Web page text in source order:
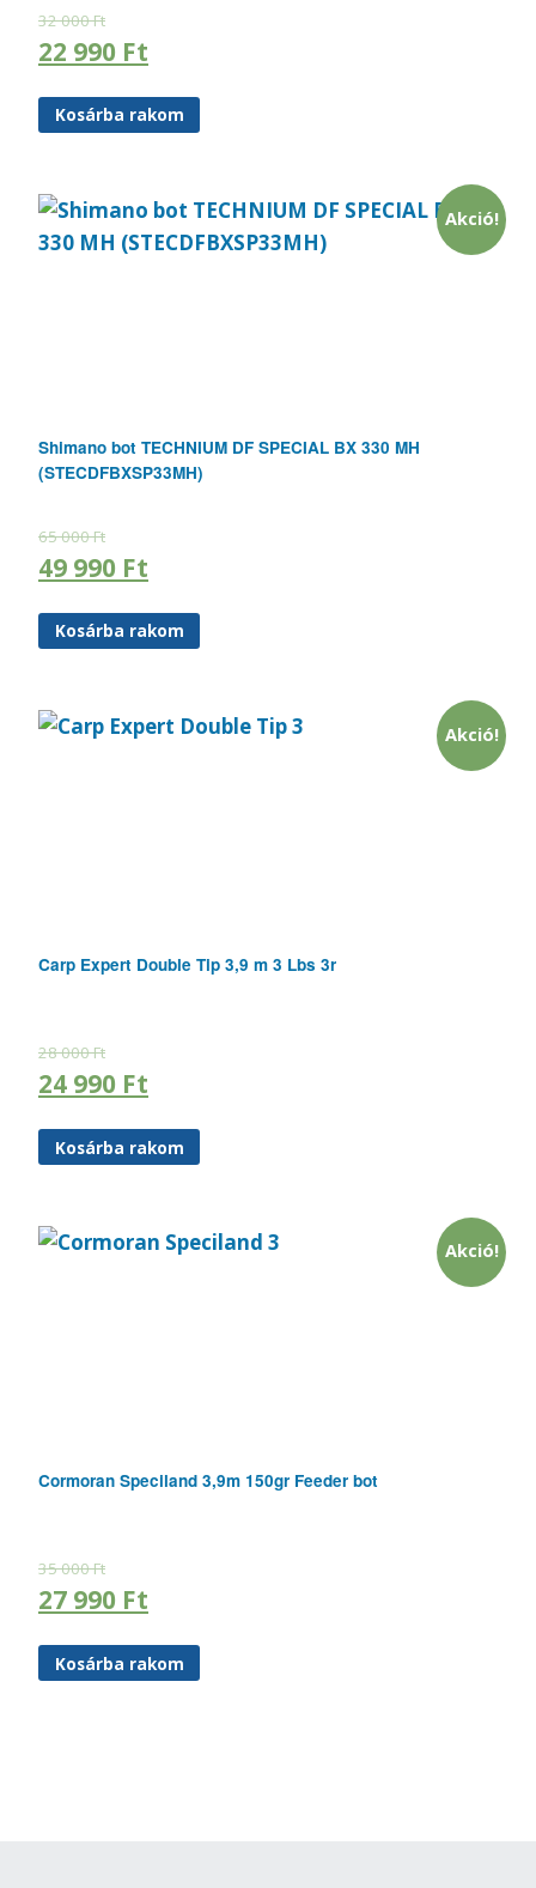
32 000Ft
22 990 Ft
Kosárba rakom
Akció!
Shimano bot TECHNIUM DF SPECIAL BX 330 MH
(STECDFBXSP33MH)
65 000Ft
49 990 Ft
Kosárba rakom
Akció!
Carp Expert Double Tip 3,9 m 3 Lbs 3r
28 000Ft
24 990 Ft
Kosárba rakom
Akció!
Cormoran Speciland 3,9m 150gr Feeder bot
35 000Ft
27 990 Ft
Kosárba rakom